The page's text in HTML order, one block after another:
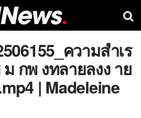
ความสำเร
กพ งทลายลงง าย
| Madeleine